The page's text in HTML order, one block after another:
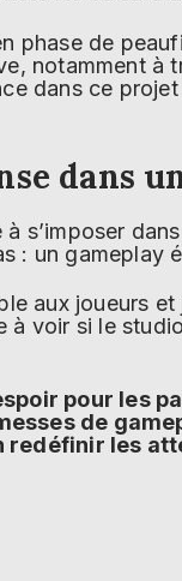
phase de
notamment à
dans ce projet
dans
s’imposer
: un gameplay
aux joueurs
à voir si le
pour les
de
redéfinir les